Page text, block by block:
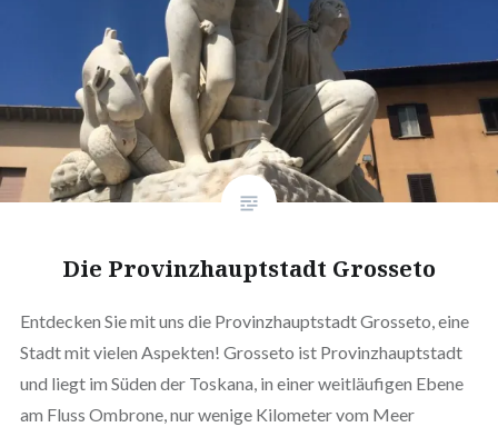
Die Provinzhauptstadt Grosseto
Entdecken Sie mit uns die Provinzhauptstadt Grosseto, eine
Stadt mit vielen Aspekten! Grosseto ist Provinzhauptstadt
und liegt im Süden der Toskana, in einer weitläufigen Ebene
am Fluss Ombrone, nur wenige Kilometer vom Meer